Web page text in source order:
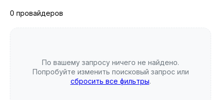
0 провайдеров
По вашему запросу ничего не найдено.
Попробуйте изменить поисковый запрос или
сбросить все фильтры.